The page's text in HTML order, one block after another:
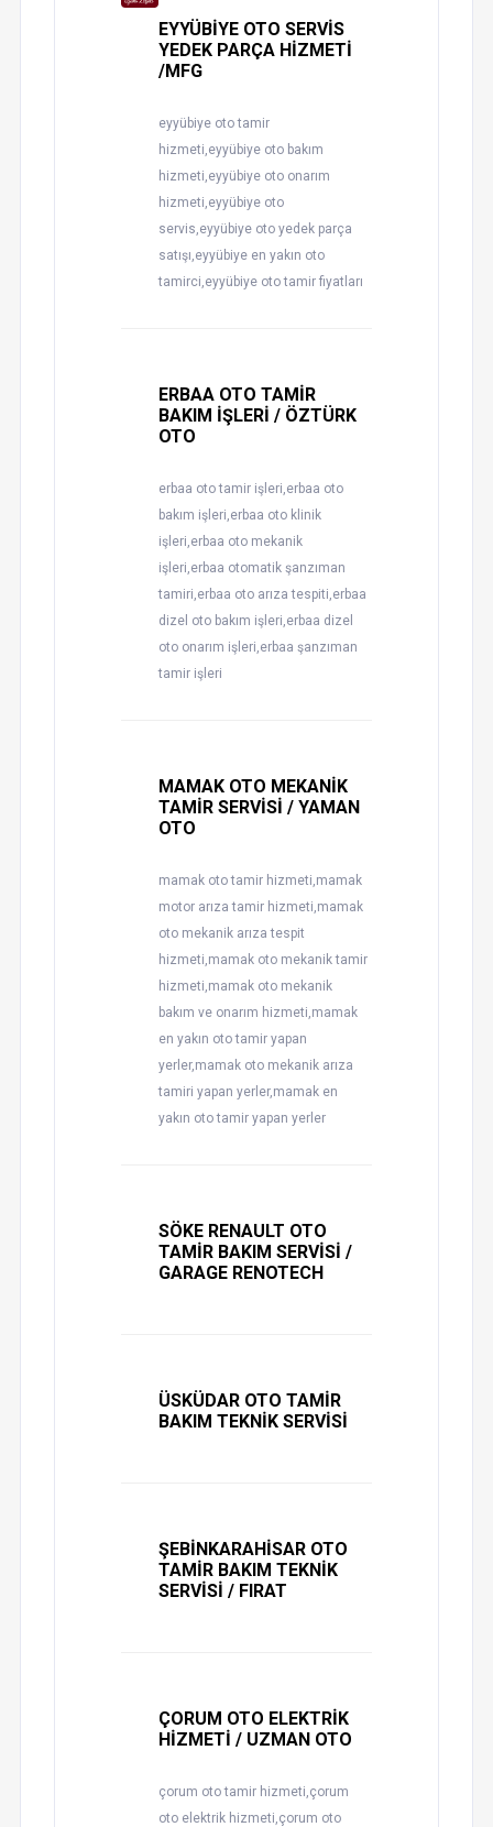
EYYÜBİYE OTO SERVİS
YEDEK PARÇA HİZMETİ
/MFG
eyyübiye oto tamir
hizmeti,eyyübiye oto bakım
hizmeti,eyyübiye oto onarım
hizmeti,eyyübiye oto
servis,eyyübiye oto yedek parça
satışı,eyyübiye en yakın oto
tamirci,eyyübiye oto tamir fiyatları
ERBAA OTO TAMİR
BAKIM İŞLERİ / ÖZTÜRK
OTO
erbaa oto tamir işleri,erbaa oto
bakım işleri,erbaa oto klinik
işleri,erbaa oto mekanik
işleri,erbaa otomatik şanzıman
tamiri,erbaa oto arıza tespiti,erbaa
dizel oto bakım işleri,erbaa dizel
oto onarım işleri,erbaa şanzıman
tamir işleri
MAMAK OTO MEKANİK
TAMİR SERVİSİ / YAMAN
OTO
mamak oto tamir hizmeti,mamak
motor arıza tamir hizmeti,mamak
oto mekanik arıza tespit
hizmeti,mamak oto mekanik tamir
hizmeti,mamak oto mekanik
bakım ve onarım hizmeti,mamak
en yakın oto tamir yapan
yerler,mamak oto mekanik arıza
tamiri yapan yerler,mamak en
yakın oto tamir yapan yerler
SÖKE RENAULT OTO
TAMİR BAKIM SERVİSİ /
GARAGE RENOTECH
ÜSKÜDAR OTO TAMİR
BAKIM TEKNİK SERVİSİ
ŞEBİNKARAHİSAR OTO
TAMİR BAKIM TEKNİK
SERVİSİ / FIRAT
ÇORUM OTO ELEKTRİK
HİZMETİ / UZMAN OTO
çorum oto tamir hizmeti,çorum
oto elektrik hizmeti,çorum oto